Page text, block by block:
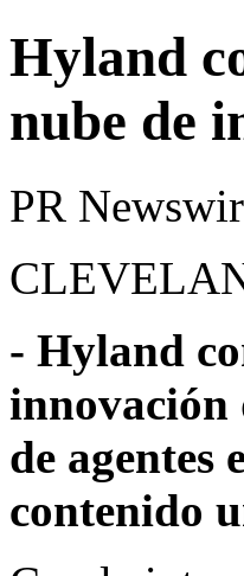
Hyland
nube de
PR
- Hyland
innovación
de agentes
contenido